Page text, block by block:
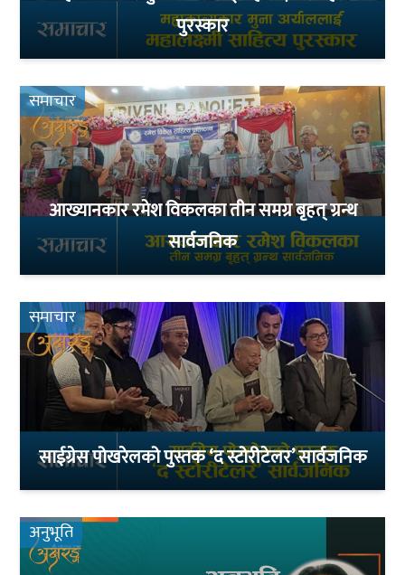
पुरस्कार
समाचार
आख्यानकार रमेश विकलका तीन समग्र बृहत् ग्रन्थ
सार्वजनिक
समाचार
साईग्रेस पोखरेलको पुस्तक ‘द स्टोरीटेलर’ सार्वजनिक
अनुभूति